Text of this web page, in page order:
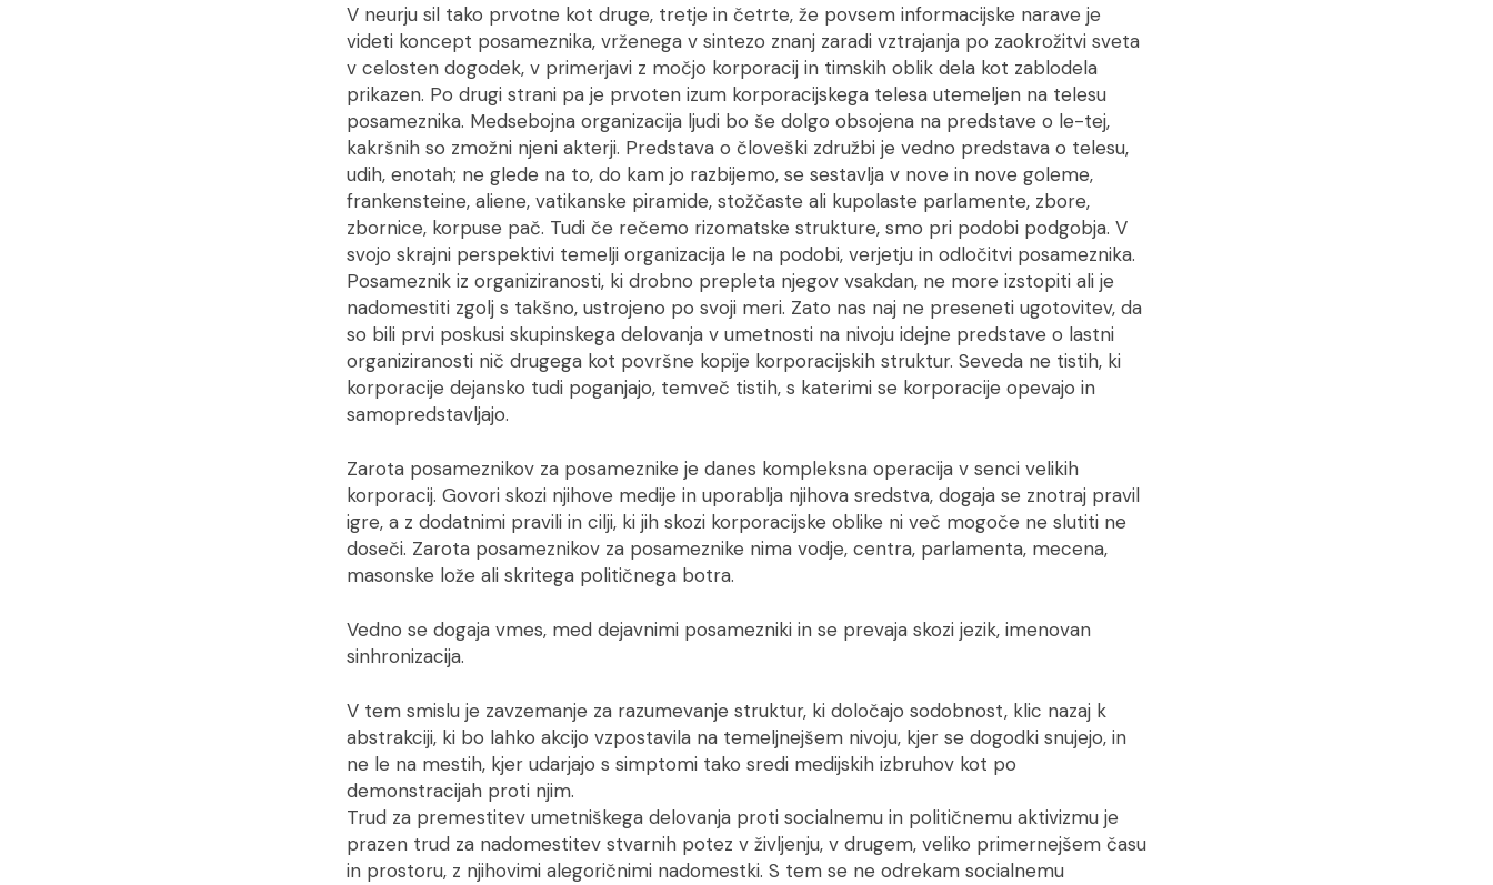
V neurju sil tako prvotne kot druge, tretje in četrte, že povsem informacijske narave je
videti koncept posameznika, vrženega v sintezo znanj zaradi vztrajanja po zaokrožitvi sveta
v celosten dogodek, v primerjavi z močjo korporacij in timskih oblik dela kot zablodela
prikazen. Po drugi strani pa je prvoten izum korporacijskega telesa utemeljen na telesu
posameznika. Medsebojna organizacija ljudi bo še dolgo obsojena na predstave o le-tej,
kakršnih so zmožni njeni akterji. Predstava o človeški združbi je vedno predstava o telesu,
udih, enotah; ne glede na to, do kam jo razbijemo, se sestavlja v nove in nove goleme,
frankensteine, aliene, vatikanske piramide, stožčaste ali kupolaste parlamente, zbore,
zbornice, korpuse pač. Tudi če rečemo rizomatske strukture, smo pri podobi podgobja. V
svojo skrajni perspektivi temelji organizacija le na podobi, verjetju in odločitvi posameznika.
Posameznik iz organiziranosti, ki drobno prepleta njegov vsakdan, ne more izstopiti ali je
nadomestiti zgolj s takšno, ustrojeno po svoji meri. Zato nas naj ne preseneti ugotovitev, da
so bili prvi poskusi skupinskega delovanja v umetnosti na nivoju idejne predstave o lastni
organiziranosti nič drugega kot površne kopije korporacijskih struktur. Seveda ne tistih, ki
korporacije dejansko tudi poganjajo, temveč tistih, s katerimi se korporacije opevajo in
samopredstavljajo.
Zarota posameznikov za posameznike je danes kompleksna operacija v senci velikih
korporacij. Govori skozi njihove medije in uporablja njihova sredstva, dogaja se znotraj pravil
igre, a z dodatnimi pravili in cilji, ki jih skozi korporacijske oblike ni več mogoče ne slutiti ne
doseči. Zarota posameznikov za posameznike nima vodje, centra, parlamenta, mecena,
masonske lože ali skritega političnega botra.
Vedno se dogaja vmes, med dejavnimi posamezniki in se prevaja skozi jezik, imenovan
sinhronizacija.
V tem smislu je zavzemanje za razumevanje struktur, ki določajo sodobnost, klic nazaj k
abstrakciji, ki bo lahko akcijo vzpostavila na temeljnejšem nivoju, kjer se dogodki snujejo, in
ne le na mestih, kjer udarjajo s simptomi tako sredi medijskih izbruhov kot po
demonstracijah proti njim.
Trud za premestitev umetniškega delovanja proti socialnemu in političnemu aktivizmu je
prazen trud za nadomestitev stvarnih potez v življenju, v drugem, veliko primernejšem času
in prostoru, z njihovimi alegoričnimi nadomestki. S tem se ne odrekam socialnemu